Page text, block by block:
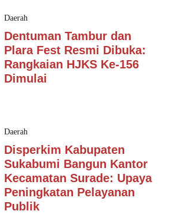
Daerah
Dentuman Tambur dan
Plara Fest Resmi Dibuka:
Rangkaian HJKS Ke-156
Dimulai
Daerah
Disperkim Kabupaten
Sukabumi Bangun Kantor
Kecamatan Surade: Upaya
Peningkatan Pelayanan
Publik